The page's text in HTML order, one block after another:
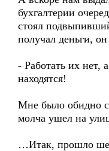
бухгалтерии
стоял
получал деньги,
- Работать их нет,
находятся!
Мне было обидно
молча ушел на
…Итак, прошло